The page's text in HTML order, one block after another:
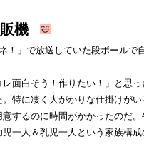
機
！」で放送していた段ボールで
レ面白そう！作りたい！」と思
特に凄く大がかりな仕掛けが
するのに時間がかかったのだ
一人＆乳児一人という家族構